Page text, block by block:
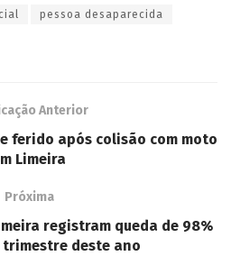
pessoa desaparecida
Anterior
ferido após colisão com moto
Limeira
Próxima
registram queda de 98%
deste ano